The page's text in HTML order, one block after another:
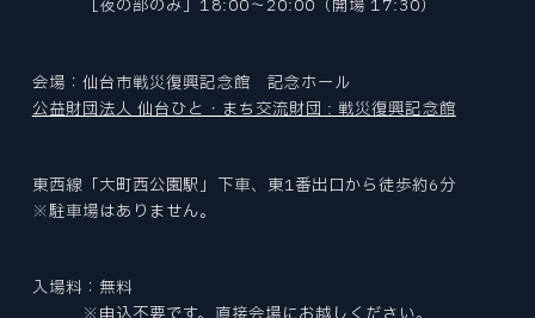
EVENT
イベント
PRESS
プレスリリース
自動車の過去・未来館
宮城県仙台市青葉区荒巻字青葉 6-6-01
［夜の部のみ］18:00～20:00（開場 17:30）
会場：仙台市戦災復興記念館 記念ホール
公益財団法人 仙台ひと・まち交流財団 : 戦災復興記念館
東西線「大町西公園駅」下車、東1番出口から徒歩約6分
※駐車場はありません。
入場料：無料